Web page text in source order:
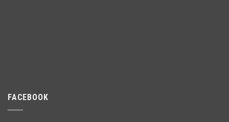
FACEBOOK